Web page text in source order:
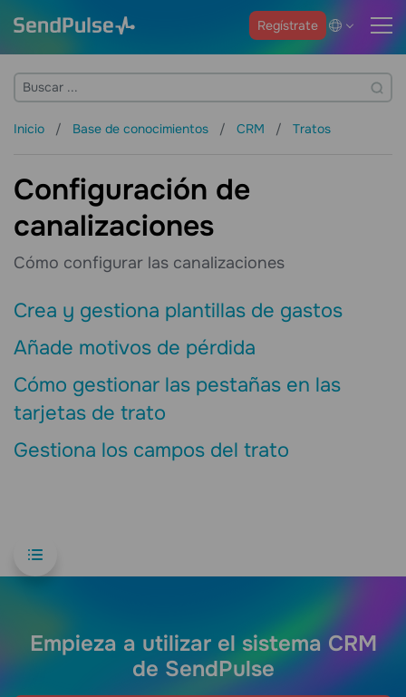
Regístrate
Inicio Base de conocimientos CRM Tratos
Configuración de
canalizaciones
Cómo configurar las canalizaciones
Crea y gestiona plantillas de gastos
Añade motivos de pérdida
Cómo gestionar las pestañas en las
tarjetas de trato
Gestiona los campos del trato
Empieza a utilizar el sistema CRM
de SendPulse